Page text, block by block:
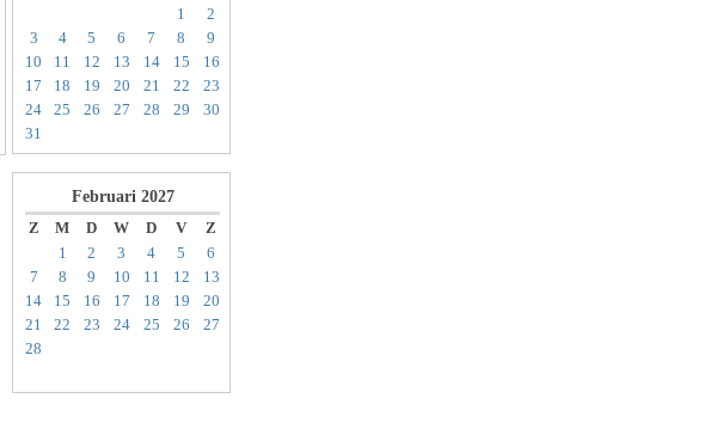
1
2
3
4 5 6 7 8
9
10
11 12 13 14 15
16
17
18 19 20 21 22
23
24
25 26 27 28 29
30
31
Februari 2027
Z M D W D V
Z
1
2 3 4 5
6
7
8 9 10 11 12
13
14
15 16 17 18 19
20
21
22 23 24 25 26
27
28